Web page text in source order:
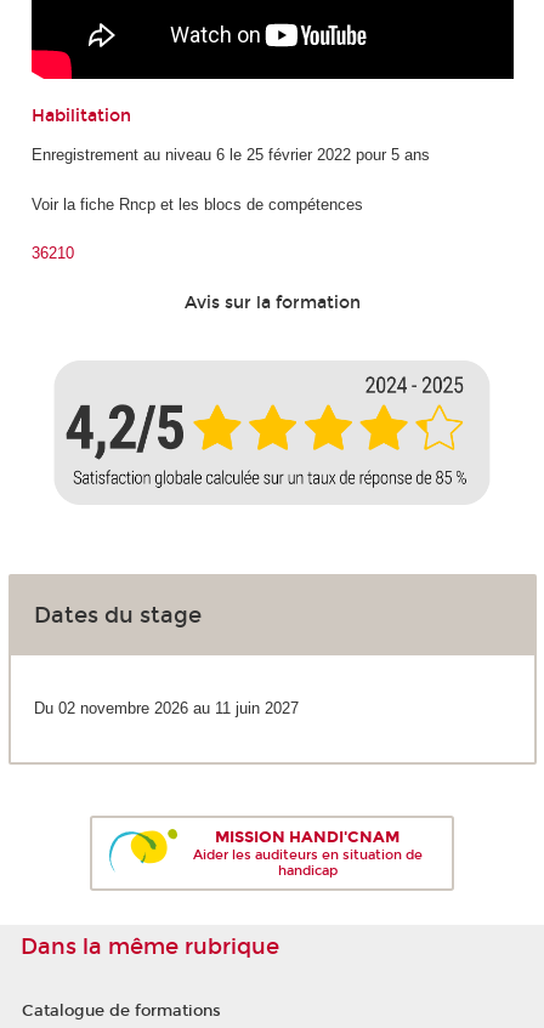
Habilitation
Enregistrement au niveau 6 le 25 février 2022 pour 5 ans
Voir la fiche Rncp et les blocs de compétences
36210
Avis sur la formation
Dates du stage
Du 02 novembre 2026 au 11 juin 2027
MISSION HANDI'CNAM
Aider les auditeurs en situation de
handicap
Dans la même rubrique
Catalogue de formations